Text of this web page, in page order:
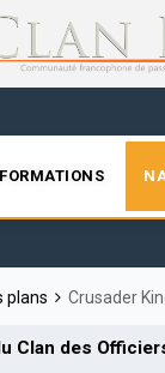
plans Crusader
Clan des